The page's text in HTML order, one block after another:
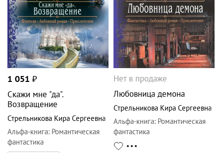
1 051 ₽
Скажи мне "да".
Возвращение
Стрельникова Кира Сергеевна
Альфа-книга: Романтическая
фантастика
Нет в продаже
Любовница демона
Стрельникова Кира Сергеевна
Альфа-книга: Романтическая
фантастика